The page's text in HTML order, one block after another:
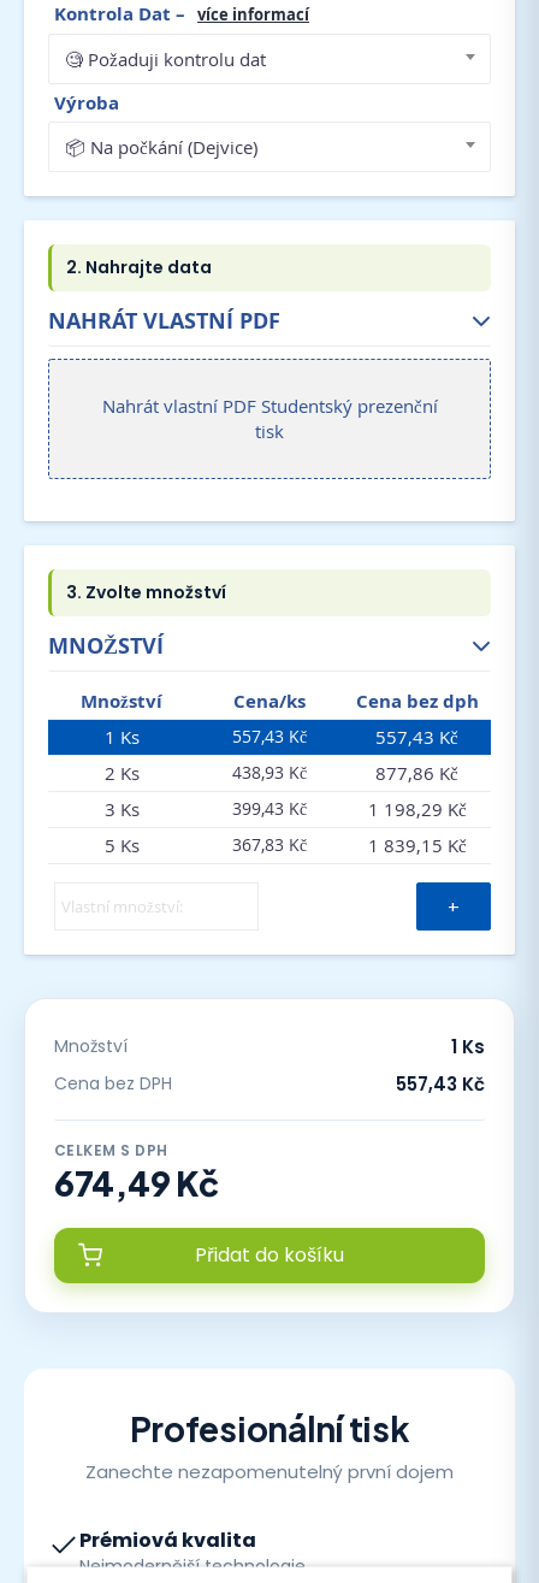
MNOŽSTVÍ
Množství Cena/ks Cena bez dph
1 Ks 557,43 Kč
557,43 Kč
2 Ks
438,93 Kč
877,86 Kč
3 Ks
399,43 Kč
1 198,29 Kč
5 Ks
367,83 Kč 1 839,15 Kč
+
Množství 1 Ks
Cena bez DPH 557,43 Kč
CELKEM S DPH
674,49 Kč
Přidat do košíku
Kontrola Dat – více informací
🧐 Požaduji kontrolu dat
Výroba
📦 Na počkání (Dejvice)
NAHRÁT VLASTNÍ PDF
Nahrát vlastní PDF Studentský prezenční
tisk
Profesionální tisk
Zanechte nezapomenutelný první dojem
Prémiová kvalita
Nejmodernější technologie